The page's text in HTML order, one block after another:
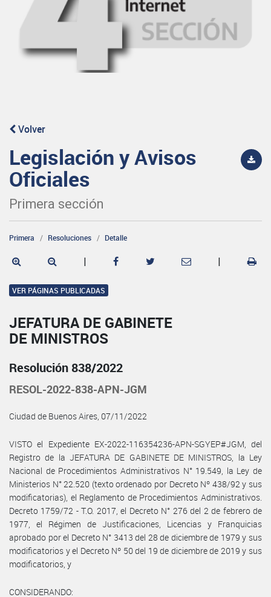
Volver
Legislación y Avisos
Oficiales
Primera sección
Primera Resoluciones Detalle
| |
VER PÁGINAS PUBLICADAS
JEFATURA DE GABINETE
DE MINISTROS
Resolución 838/2022
RESOL-2022-838-APN-JGM
Ciudad de Buenos Aires, 07/11/2022
VISTO el Expediente EX-2022-116354236-APN-SGYEP#JGM, del
Registro de la JEFATURA DE GABINETE DE MINISTROS, la Ley
Nacional de Procedimientos Administrativos N° 19.549, la Ley de
Ministerios N° 22.520 (texto ordenado por Decreto Nº 438/92 y sus
modificatorias), el Reglamento de Procedimientos Administrativos.
Decreto 1759/72 - T.O. 2017, el Decreto N° 276 del 2 de febrero de
1977, el Régimen de Justificaciones, Licencias y Franquicias
aprobado por el Decreto N° 3413 del 28 de diciembre de 1979 y sus
modificatorios y el Decreto Nº 50 del 19 de diciembre de 2019 y sus
modificatorios, y
CONSIDERANDO: